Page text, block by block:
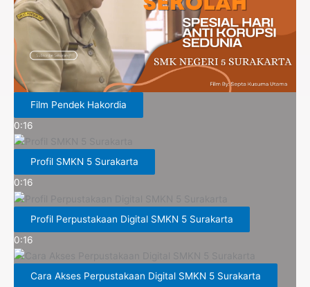
Film Pendek Hakordia
0:16
Profil SMKN 5 Surakarta
0:16
Profil Perpustakaan Digital SMKN 5 Surakarta
0:16
Cara Akses Perpustakaan Digital SMKN 5 Surakarta